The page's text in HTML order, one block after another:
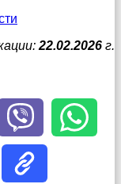
22.02.2026 г.